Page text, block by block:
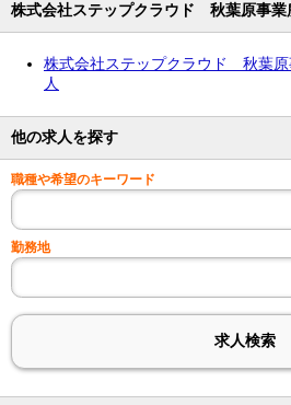
株式会社ステップクラウド 秋葉原事業
株式会社ステップクラウド 秋葉原
人
他の求人を探す
職種や希望のキーワード
勤務地